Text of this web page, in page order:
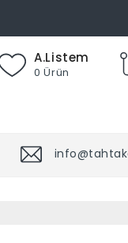
A.Listem
0 Ürün